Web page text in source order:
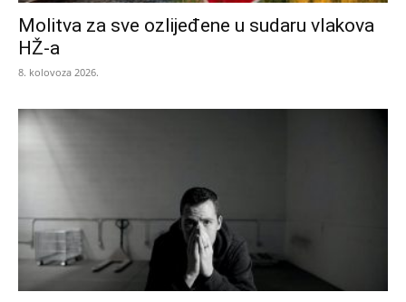
Molitva za sve ozlijeđene u sudaru vlakova
HŽ-a
8. kolovoza 2026.